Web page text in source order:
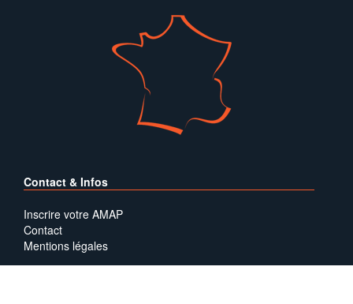
Contact & Infos
Inscrire votre AMAP
Contact
Mentions légales